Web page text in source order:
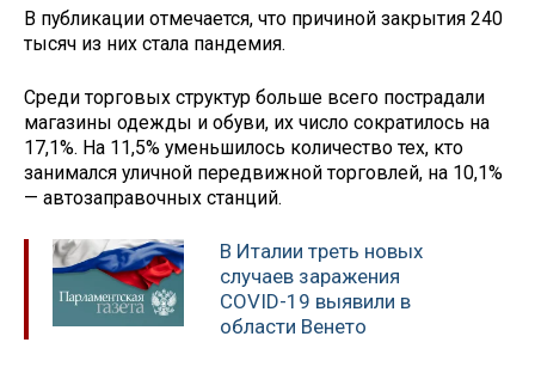
В публикации отмечается, что причиной закрытия 240
тысяч из них стала пандемия.
Среди торговых структур больше всего пострадали
магазины одежды и обуви, их число сократилось на
17,1%. На 11,5% уменьшилось количество тех, кто
занимался уличной передвижной торговлей, на 10,1%
— автозаправочных станций.
В Италии треть новых
случаев заражения
COVID-19 выявили в
области Венето